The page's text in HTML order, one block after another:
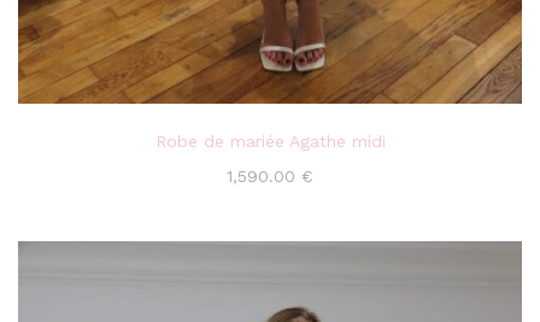
Robe de mariée Agathe midi
1,590.00 €